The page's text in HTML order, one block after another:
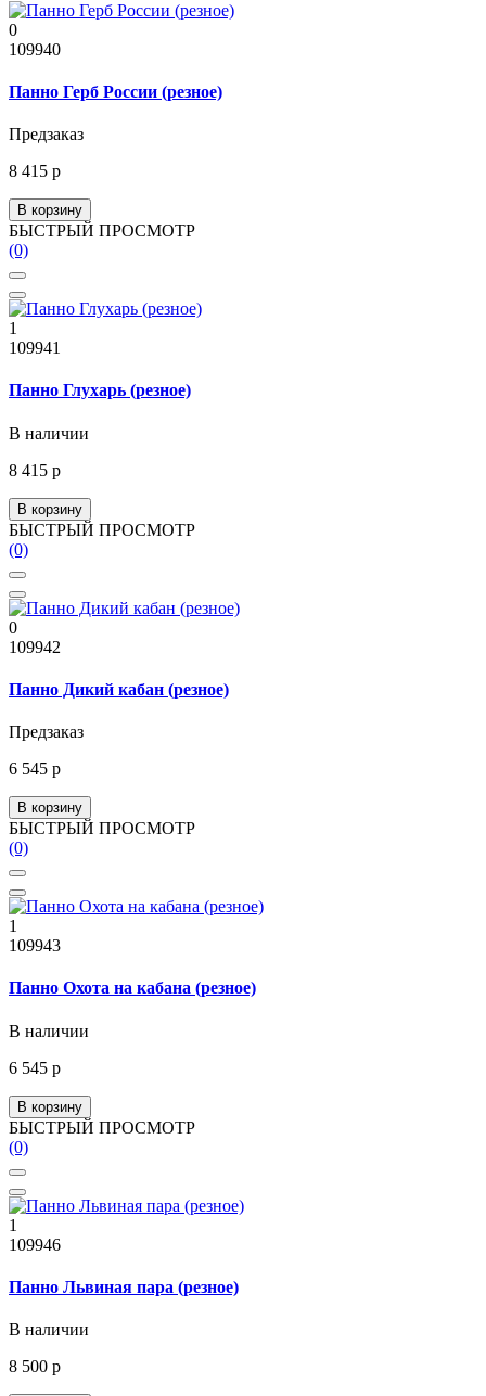
0
109940
Панно Герб России (резное)
Предзаказ
8 415 р
В корзину
БЫСТРЫЙ ПРОСМОТР
(0)
1
109941
Панно Глухарь (резное)
В наличии
8 415 р
В корзину
БЫСТРЫЙ ПРОСМОТР
(0)
0
109942
Панно Дикий кабан (резное)
Предзаказ
6 545 р
В корзину
БЫСТРЫЙ ПРОСМОТР
(0)
1
109943
Панно Охота на кабана (резное)
В наличии
6 545 р
В корзину
БЫСТРЫЙ ПРОСМОТР
(0)
1
109946
Панно Львиная пара (резное)
В наличии
8 500 р